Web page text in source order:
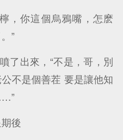
，你這個烏鴉嘴，怎麽
”
了出來，“不是，哥，別
不是個善茬 要是讓他知
後